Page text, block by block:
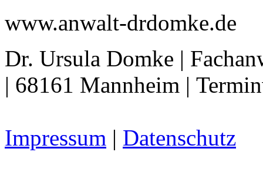
www.anwalt-drdomke.de
Dr. Ursula Domke |
| 68161 Mannheim |
Impressum | Datenschutz